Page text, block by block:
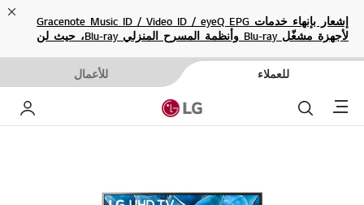
إشعار بإنهاء خدمات Gracenote Music ID / Video ID / eyeQ EPG
لأجهزة مشغّل Blu-ray وأنظمة المسرح المنزلي Blu-ray، حيث لن
للعملاء للأعمال
Menu بحث